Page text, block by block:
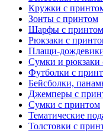
Кружки с
Зонты с принтом
Шарфы с принтом
Рюкзаки с
Плащи-
Сумки и рюкзаки
Футболки с
Бейсболки,
Джемперы с
Сумки с принтом
Тематические
Толстовки с